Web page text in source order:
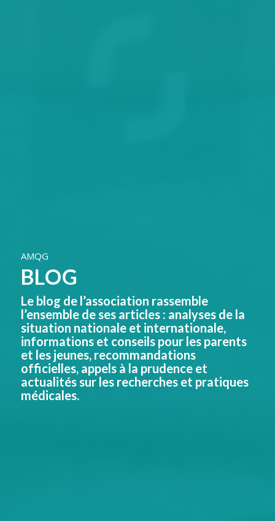
AMQG
BLOG
Le blog de l’association rassemble
l’ensemble de ses articles : analyses de la
situation nationale et internationale,
informations et conseils pour les parents
et les jeunes, recommandations
officielles, appels à la prudence et
actualités sur les recherches et pratiques
médicales.